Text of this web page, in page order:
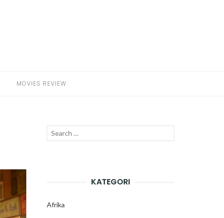
MOVIES REVIEW
Search
KATEGORI
Afrika